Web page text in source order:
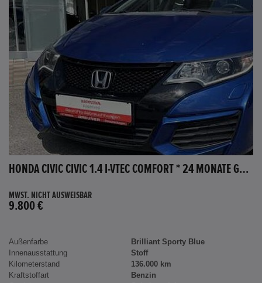
HONDA CIVIC CIVIC 1.4 I-VTEC COMFORT * 24 MONATE GARANTIE *
MWST. NICHT AUSWEISBAR
9.800 €
Außenfarbe
Brilliant Sporty Blue
Innenausstattung
Stoff
Kilometerstand
136.000 km
Kraftstoffart
Benzin